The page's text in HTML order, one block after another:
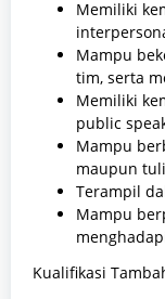
Memiliki
Mampu
tim, serta
Memiliki
public
Mampu
maupun
Terampil
Mampu
Kualifikasi